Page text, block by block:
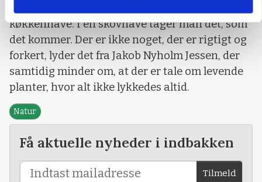
køkkenhave. I en skovhave tager man det, som
det kommer. Der er ikke noget, der er rigtigt og
forkert, lyder det fra Jakob Nyholm Jessen, der
samtidig minder om, at der er tale om levende
planter, hvor alt ikke lykkedes altid.
Natur
Få aktuelle nyheder i indbakken
Tilmeld